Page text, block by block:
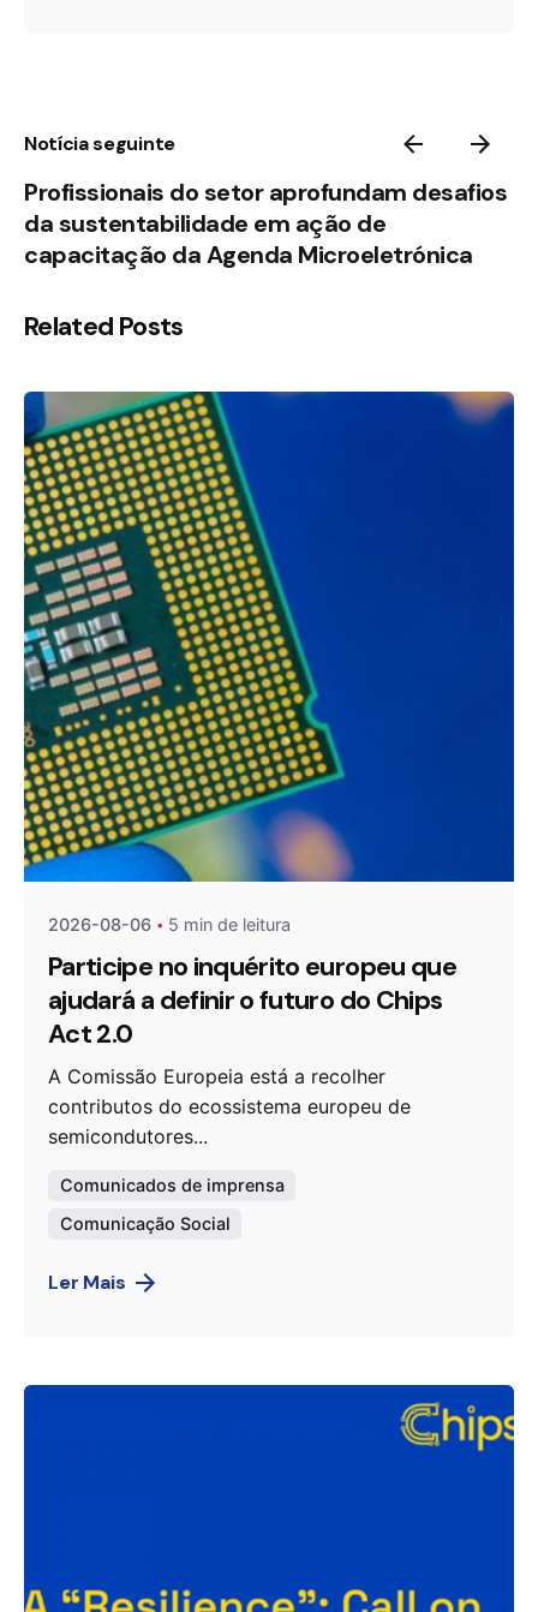
Notícia seguinte
Profissionais do setor aprofundam desafios
da sustentabilidade em ação de
capacitação da Agenda Microeletrónica
Related Posts
Publicado por
Agenda da Microeletrónica
2026-08-06 5 min de leitura
Participe no inquérito europeu que
ajudará a definir o futuro do Chips
Act 2.0
A Comissão Europeia está a recolher
contributos do ecossistema europeu de
semicondutores...
Comunicados de imprensa
Comunicação Social
Ler Mais